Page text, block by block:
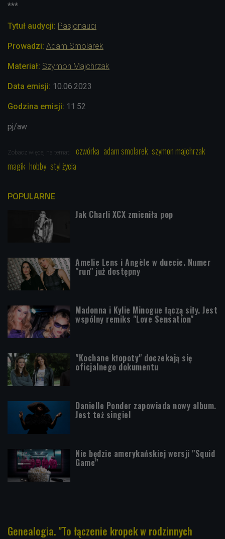
***
Tytuł audycji: Pasjonauci
Prowadzi: Adam Smolarek
Materiał: Szymon Majchrzak
Data emisji: 10.06.2023
Godzina emisji: 11.52
pj/aw
Zobacz więcej na temat: czwórka adam smolarek szymon majchrzak
magik hobby styl życia
POPULARNE
Jak Charli XCX zmieniła pop
Amelie Lens i Angèle w duecie. Numer
"run" już dostępny
Madonna i Kylie Minogue łączą siły. Jest
wspólny remiks "Love Sensation"
"Kochane kłopoty" doczekają się
oficjalnego dokumentu
Danielle Ponder zapowiada nowy album.
Jest też singiel
Nie będzie amerykańskiej wersji "Squid
Game"
Genealogia. "To łączenie kropek w rodzinnych